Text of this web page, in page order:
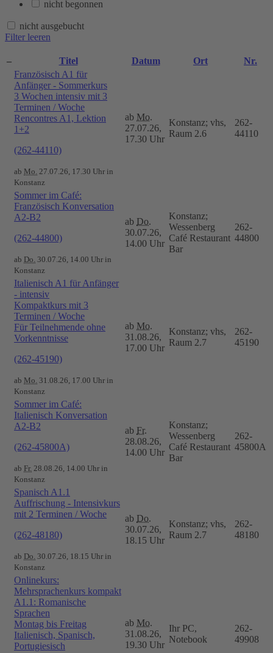
nicht begonnen
nicht ausgebucht
Filter leeren
– Titel Datum Ort
Nr.
Französisch A1 für
Anfänger - Sommerkurs
3 Wochen intensiv mit 3
Terminen / Woche
Rencontres A1, Lektion
1+2
(262-44110)
ab Mo. 27.07.26, 17.30 Uhr in
Konstanz
ab Mo.
27.07.26,
17.30 Uhr
Konstanz; vhs,
Raum 2.6
262-
44110
Sommer im Café:
Französisch Konversation
A2-B2
(262-44800)
ab Do. 30.07.26, 14.00 Uhr in
Konstanz
ab Do.
30.07.26,
14.00 Uhr
Konstanz;
Wessenberg
Café Restaurant
Bar
262-
44800
Italienisch A1 für Anfänger
- intensiv
Kompaktkurs mit 3
Terminen / Woche
Für Teilnehmende ohne
Vorkenntnisse
(262-45190)
ab Mo. 31.08.26, 17.00 Uhr in
Konstanz
ab Mo.
31.08.26,
17.00 Uhr
Konstanz; vhs,
Raum 2.7
262-
45190
Sommer im Café:
Italienisch Konversation
A2-B2
(262-45800A)
ab Fr. 28.08.26, 14.00 Uhr in
Konstanz
ab Fr.
28.08.26,
14.00 Uhr
Konstanz;
Wessenberg
Café Restaurant
Bar
262-
45800A
Spanisch A1.1
Auffrischung - Intensivkurs
mit 2 Terminen / Woche
(262-48180)
ab Do. 30.07.26, 18.15 Uhr in
Konstanz
ab Do.
30.07.26,
18.15 Uhr
Konstanz; vhs,
Raum 2.7
262-
48180
Onlinekurs:
Mehrsprachenkurs kompakt
A1.1: Romanische
Sprachen
Montag bis Freitag
Italienisch, Spanisch,
Portugiesisch
ab Mo.
31.08.26,
19.30 Uhr
Ihr PC,
Notebook
262-
49908